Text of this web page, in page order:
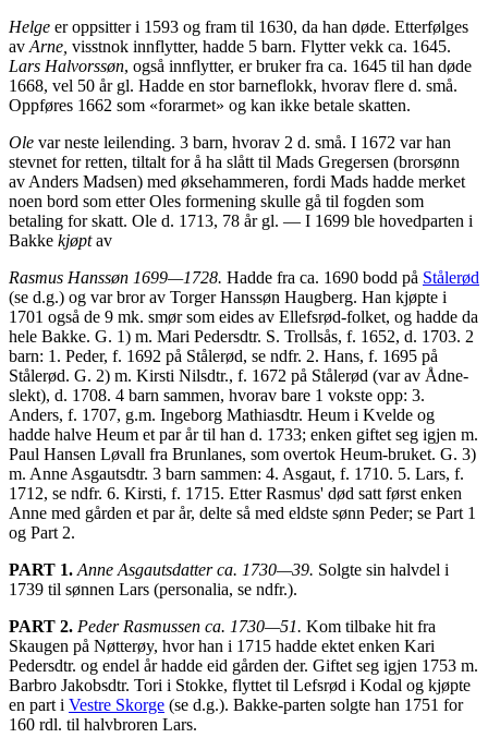
Helge er oppsitter i 1593 og fram til 1630, da han døde. Etterfølges
av Arne, visstnok innflytter, hadde 5 barn. Flytter vekk ca. 1645.
Lars Halvorssøn, også innflytter, er bruker fra ca. 1645 til han døde
1668, vel 50 år gl. Hadde en stor barneflokk, hvorav flere d. små.
Oppføres 1662 som «forarmet» og kan ikke betale skatten.
Ole var neste leilending. 3 barn, hvorav 2 d. små. I 1672 var han
stevnet for retten, tiltalt for å ha slått til Mads Gregersen (brorsønn
av Anders Madsen) med øksehammeren, fordi Mads hadde merket
noen bord som etter Oles formening skulle gå til fogden som
betaling for skatt. Ole d. 1713, 78 år gl. — I 1699 ble hovedparten i
Bakke kjøptav
Rasmus Hanssøn 1699—1728. Hadde fra ca. 1690 bodd på Stålerød
(se d.g.) og var bror av Torger Hanssøn Haugberg. Han kjøpte i
1701 også de 9 mk. smør som eides av Ellefsrød-folket, og hadde da
hele Bakke. G. 1) m. Mari Pedersdtr. S. Trollsås, f. 1652, d. 1703. 2
barn: 1. Peder, f. 1692 på Stålerød, se ndfr. 2. Hans, f. 1695 på
Stålerød. G. 2) m. Kirsti Nilsdtr., f. 1672 på Stålerød (var av Ådne-
slekt), d. 1708. 4 barn sammen, hvorav bare 1 vokste opp: 3.
Anders, f. 1707, g.m. Ingeborg Mathiasdtr. Heum i Kvelde og
hadde halve Heum et par år til han d. 1733; enken giftet seg igjen m.
Paul Hansen Løvall fra Brunlanes, som overtok Heum-bruket. G. 3)
m. Anne Asgautsdtr. 3 barn sammen: 4. Asgaut, f. 1710. 5. Lars, f.
1712, se ndfr. 6. Kirsti, f. 1715. Etter Rasmus' død satt først enken
Anne med gården et par år, delte så med eldste sønn Peder; se Part 1
og Part 2.
PART 1. Anne Asgautsdatter ca. 1730—39. Solgte sin halvdel i
1739 til sønnen Lars (personalia, se ndfr.).
PART 2. Peder Rasmussen ca. 1730—51. Kom tilbake hit fra
Skaugen på Nøtterøy, hvor han i 1715 hadde ektet enken Kari
Pedersdtr. og endel år hadde eid gården der. Giftet seg igjen 1753 m.
Barbro Jakobsdtr. Tori i Stokke, flyttet til Lefsrød i Kodal og kjøpte
en part i Vestre Skorge (se d.g.). Bakke-parten solgte han 1751 for
160 rdl. til halvbroren Lars.